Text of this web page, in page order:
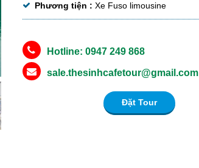
Phương tiện : Xe Fuso limousine
Hotline: 0947 249 868
sale.thesinhcafetour@gmail.com
Đặt Tour